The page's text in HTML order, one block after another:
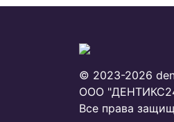
© 2023-2026
ООО
Все права